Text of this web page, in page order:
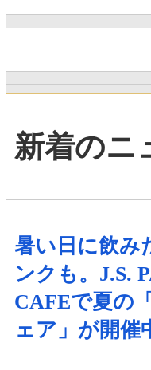
新着のニ
暑い日に飲み
ンクも。J.S.
CAFEで夏の
ェア」が開催